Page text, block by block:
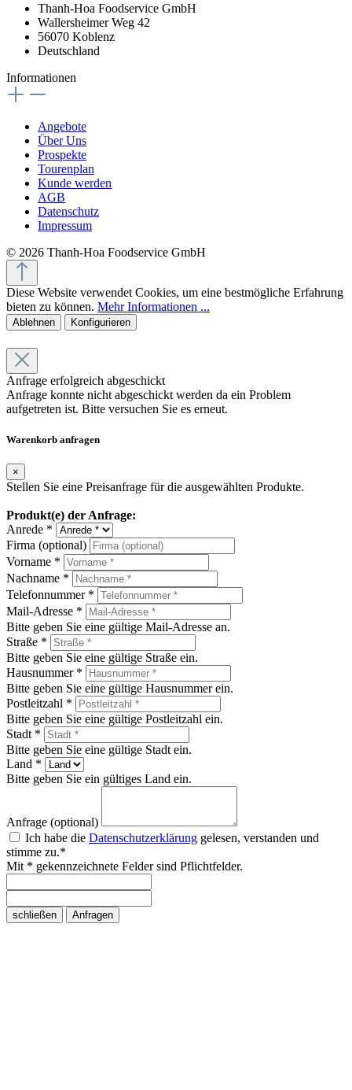
Thanh-Hoa Foodservice GmbH
Wallersheimer Weg 42
56070 Koblenz
Deutschland
Informationen
Angebote
Über Uns
Prospekte
Tourenplan
Kunde werden
AGB
Datenschutz
Impressum
© 2026 Thanh-Hoa Foodservice GmbH
Diese Website verwendet Cookies, um eine bestmögliche Erfahrung
bieten zu können. Mehr Informationen ...
Ablehnen Konfigurieren
Anfrage erfolgreich abgeschickt
Anfrage konnte nicht abgeschickt werden da ein Problem
aufgetreten ist. Bitte versuchen Sie es erneut.
Warenkorb anfragen
×
Stellen Sie eine Preisanfrage für die ausgewählten Produkte.
Produkt(e) der Anfrage:
Anrede *
Firma (optional)
Vorname *
Nachname *
Telefonnummer *
Mail-Adresse *
Bitte geben Sie eine gültige Mail-Adresse an.
Straße *
Bitte geben Sie eine gültige Straße ein.
Hausnummer *
Bitte geben Sie eine gültige Hausnummer ein.
Postleitzahl *
Bitte geben Sie eine gültige Postleitzahl ein.
Stadt *
Bitte geben Sie eine gültige Stadt ein.
Land *
Bitte geben Sie ein gültiges Land ein.
Anfrage (optional)
Ich habe die Datenschutzerklärung gelesen, verstanden und
stimme zu.*
Mit * gekennzeichnete Felder sind Pflichtfelder.
schließen Anfragen